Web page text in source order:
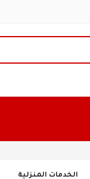
الخدمات المنزلية